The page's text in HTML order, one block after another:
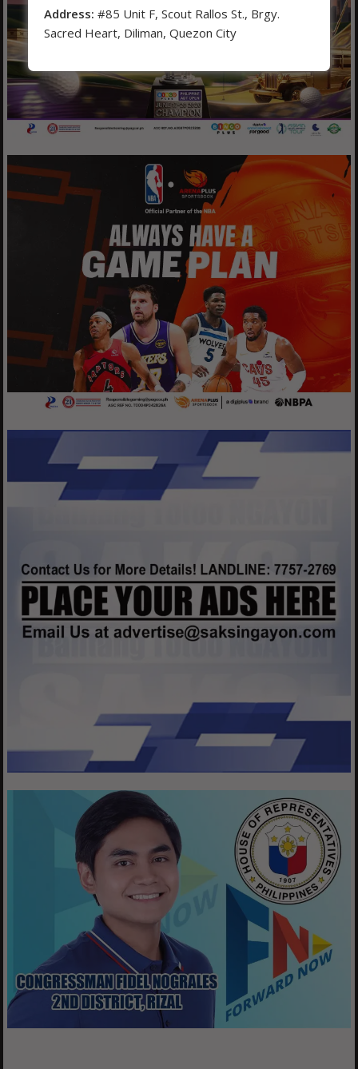
Address: #85 Unit F, Scout Rallos St., Brgy.
Sacred Heart, Diliman, Quezon City